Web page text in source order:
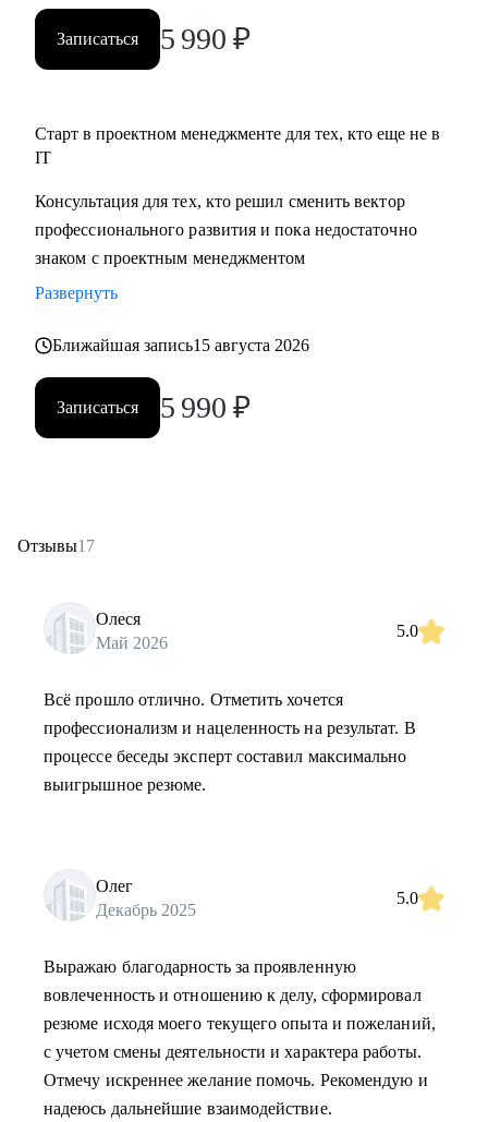
Записаться 5 990 ₽
Старт в проектном менеджменте для тех, кто еще не в
IT
Консультация для тех, кто решил сменить вектор
профессионального развития и пока недостаточно
знаком с проектным менеджментом
Развернуть
Ближайшая запись15 августа 2026
Записаться 5 990 ₽
Отзывы17
Олеся
Май 2026
5.0
Всё прошло отлично. Отметить хочется
профессионализм и нацеленность на результат. В
процессе беседы эксперт составил максимально
выигрышное резюме.
Олег
Декабрь 2025
5.0
Выражаю благодарность за проявленную
вовлеченность и отношению к делу, сформировал
резюме исходя моего текущего опыта и пожеланий,
с учетом смены деятельности и характера работы.
Отмечу искреннее желание помочь. Рекомендую и
надеюсь дальнейшие взаимодействие.